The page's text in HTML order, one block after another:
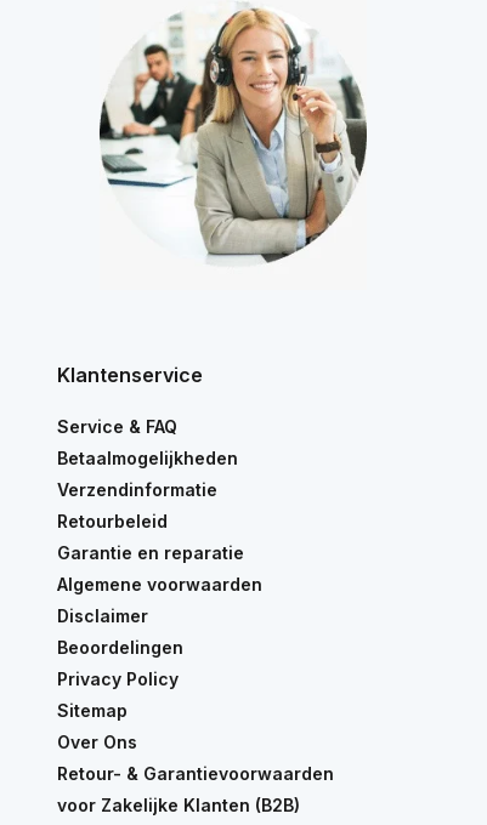
Klantenservice
Service & FAQ
Betaalmogelijkheden
Verzendinformatie
Retourbeleid
Garantie en reparatie
Algemene voorwaarden
Disclaimer
Beoordelingen
Privacy Policy
Sitemap
Over Ons
Retour- & Garantievoorwaarden
voor Zakelijke Klanten (B2B)